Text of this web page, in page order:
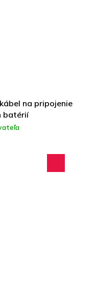
na pripojenie
batérií